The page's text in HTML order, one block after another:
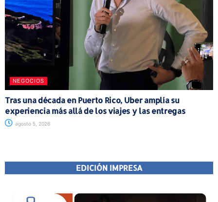
NEGOCIOS
Tras una década en Puerto Rico, Uber amplía su
experiencia más allá de los viajes y las entregas
agosto 5, 2026
EDICIÓN IMPRESA